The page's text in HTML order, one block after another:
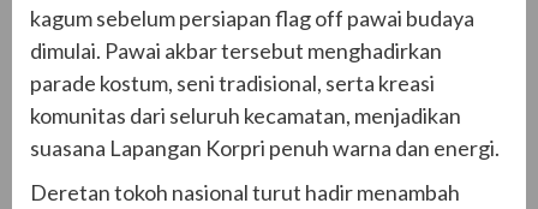
kagum sebelum persiapan flag off pawai budaya
dimulai. Pawai akbar tersebut menghadirkan
parade kostum, seni tradisional, serta kreasi
komunitas dari seluruh kecamatan, menjadikan
suasana Lapangan Korpri penuh warna dan energi.
Deretan tokoh nasional turut hadir menambah